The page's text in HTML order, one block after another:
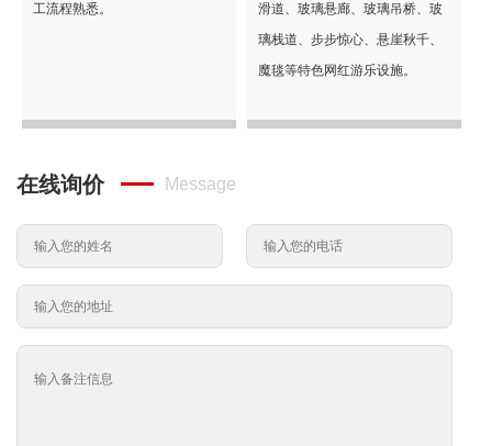
工流程熟悉。
滑道、玻璃悬廊、玻璃吊桥、玻
璃栈道、步步惊心、悬崖秋千、
魔毯等特色网红游乐设施。
在线询价 Message